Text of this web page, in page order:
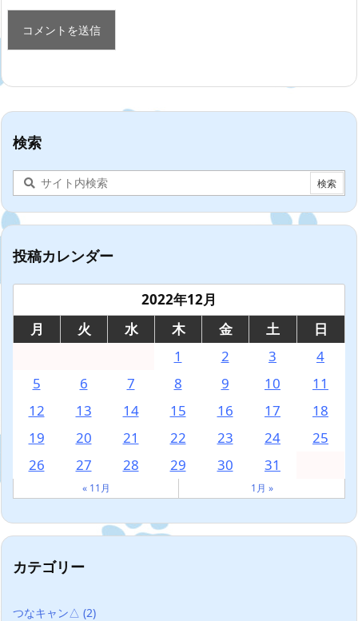
検索
投稿カレンダー
2022年12月
月
火 水 木 金 土
日
1
2 3
4
5
6 7 8 9 10
11
12
13 14 15 16 17
18
19
20 21 22 23 24
25
26
27 28 29 30 31
« 11月 1月 »
カテゴリー
つなキャン△ (2)